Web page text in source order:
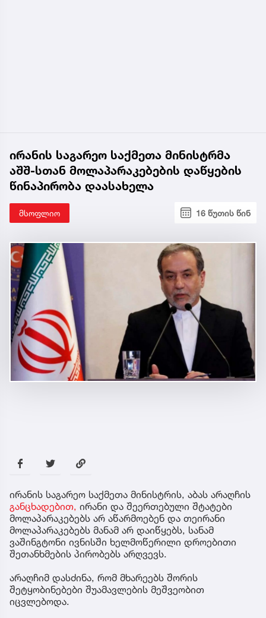
ირანის საგარეო საქმეთა მინისტრმა
აშშ-სთან მოლაპარაკებების დაწყების
წინაპირობა დაასახელა
მსოფლიო 16 წუთის წინ
ირანის საგარეო საქმეთა მინისტრის, აბას არაღჩის
განცხადებით, ირანი და შეერთებული შტატები
მოლაპარაკებებს არ აწარმოებენ და თეირანი
მოლაპარაკებებს მანამ არ დაიწყებს, სანამ
ვაშინგტონი ივნისში ხელმოწერილი დროებითი
შეთანხმების პირობებს არღვევს.
არაღჩიმ დასძინა, რომ მხარეებს შორის
შეტყობინებები შუამავლების მეშვეობით
იცვლებოდა.